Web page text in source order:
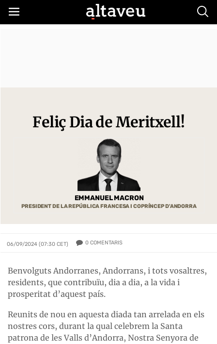
Feliç Dia de Meritxell!
EMMANUEL MACRON
PRESIDENT DE LA REPÚBLICA FRANCESA I COPRÍNCEP D'ANDORRA
06/09/2024 (07:30 CET) 0 COMENTARIS
Benvolguts Andorranes, Andorrans, i tots vosaltres,
residents, que contribuïu, dia a dia, a la vida i
prosperitat d’aquest país.
Reunits de nou en aquesta diada tan arrelada en els
nostres cors, durant la qual celebrem la Santa
patrona de les Valls d’Andorra, Nostra Senyora de